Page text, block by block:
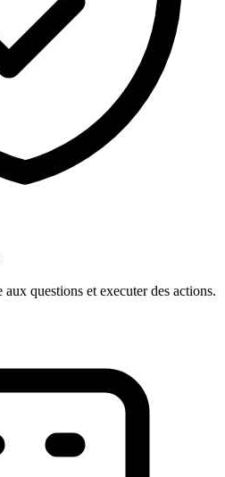
questions et executer des actions.